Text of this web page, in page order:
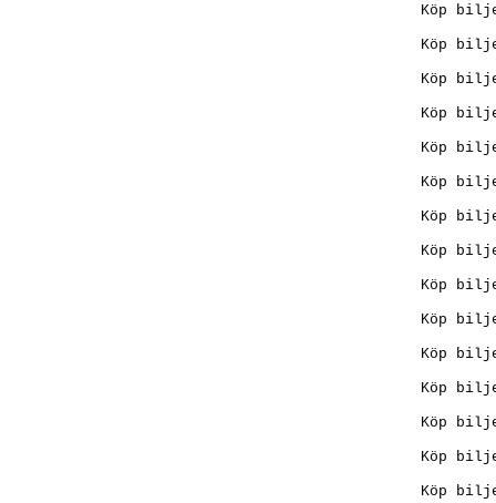
Köp
Köp
Köp
Köp
Köp
Köp
Köp
Köp
Köp
Köp
Köp
Köp
Köp
Köp
Köp